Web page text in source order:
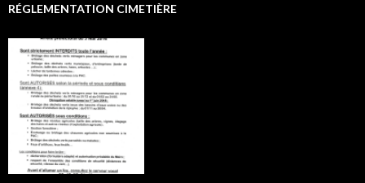
RÉGLEMENTATION CIMETIÈRE